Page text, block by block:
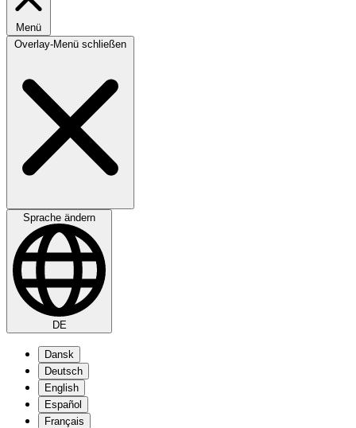
Menü
Overlay-Menü schließen
Sprache ändern
DE
Dansk
Deutsch
English
Español
Français